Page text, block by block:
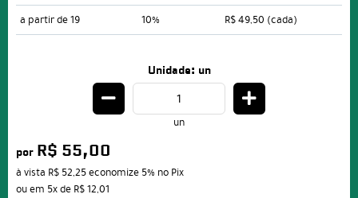
a partir de 19
10% R$ 49,50 (cada)
Unidade: un
un
por R$ 55,00
à vista R$ 52,25economize 5% no Pix
ou em 5xde R$ 12,01